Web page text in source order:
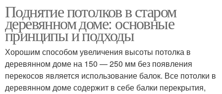
Поднятие потолков в старом
деревянном доме: основные
принципы и подходы
Хорошим способом увеличения высоты потолка в
деревянном доме на 150 — 250 мм без появления
перекосов является использование балок. Все потолки в
деревянном доме содержит в себе балки перекрытия,